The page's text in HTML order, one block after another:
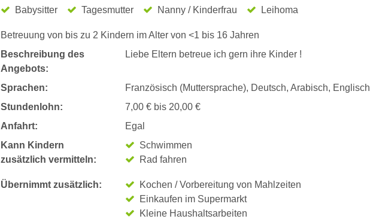
Babysitter Tagesmutter Nanny / Kinderfrau Leihoma
Betreuung von bis zu 2 Kindern im Alter von <1 bis 16 Jahren
Beschreibung des
Angebots:
Liebe Eltern betreue ich gern ihre Kinder !
Sprachen:
Französisch (Muttersprache), Deutsch, Arabisch, Englisch
Stundenlohn:
7,00 € bis 20,00 €
Anfahrt:
Egal
Kann Kindern
zusätzlich vermitteln:
Schwimmen
Rad fahren
Übernimmt zusätzlich:
Kochen / Vorbereitung von Mahlzeiten
Einkaufen im Supermarkt
Kleine Haushaltsarbeiten